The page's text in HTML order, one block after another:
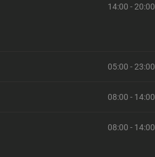
14:00 - 20:00
05:00 - 23:00
08:00 - 14:00
08:00 - 14:00